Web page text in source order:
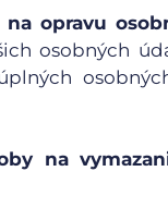
opravu
osobných
na